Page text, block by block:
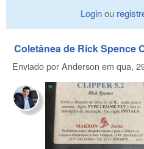
Loginou
Coletânea de Rick Spence
Enviado porAnderson em qua,